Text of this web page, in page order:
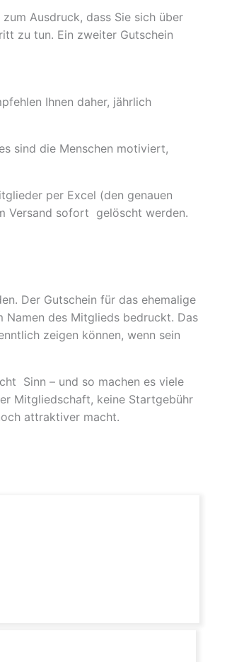
Ausdruck, dass Sie sich über
zu tun. Ein zweiter Gutschein
Ihnen daher, jährlich
sind die Menschen motiviert,
per Excel (den genauen
Versand sofort gelöscht werden.
Der Gutschein für das ehemalige
Namen des Mitglieds bedruckt. Das
zeigen können, wenn sein
Sinn – und so machen es viele
Mitgliedschaft, keine Startgebühr
attraktiver macht.